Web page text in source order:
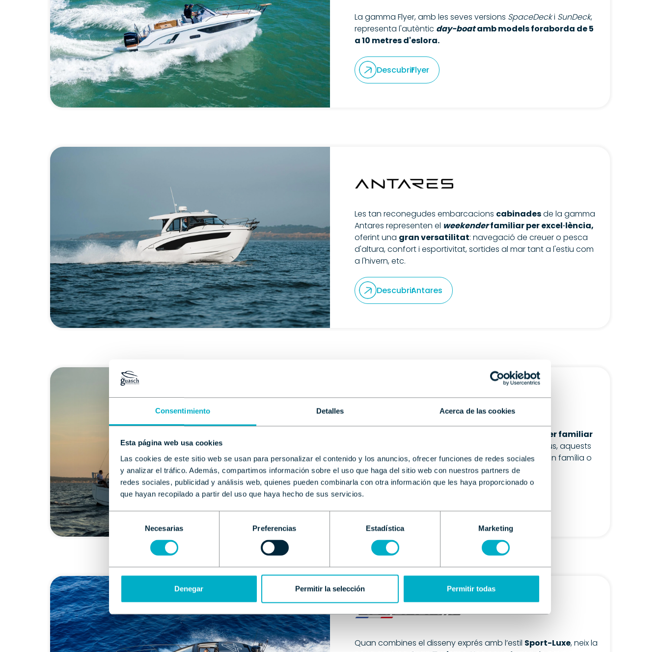
Consentimiento Detalles Acerca de las cookies
Esta página web usa cookies
Las cookies de este sitio web se usan para personalizar el contenido y los anuncios, ofrecer funciones de redes sociales
y analizar el tráfico. Además, compartimos información sobre el uso que haga del sitio web con nuestros partners de
redes sociales, publicidad y análisis web, quienes pueden combinarla con otra información que les haya proporcionado o
que hayan recopilado a partir del uso que haya hecho de sus servicios.
Selección
de
consentimiento
Necesarias Preferencias Estadística Marketing
Denegar Permitir la selección Permitir todas
La gamma Flyer, amb les seves versions SpaceDecki SunDeck,
representa l'autèntic day-boat amb models foraborda de 5
a 10 metres d'eslora.
DescubrirFlyer
Les tan reconegudes embarcacions cabinadesde la gamma
Antares representen el weekenderfamiliar per excel·lència,
oferint una gran versatilitat: navegació de creuer o pesca
d'altura, confort i esportivitat, sortides al mar tant a l'estiu com
a l'hivern, etc.
DescubrirAntares
el creuer familiar
. Amb sis models d'entre 30 i 51 peus, aquests
emblemàtics velers són ideals per a la navegació en família o
amb amics/amigues.
Quan combines el disseny exprés amb l’estil Sport-Luxe, neix la